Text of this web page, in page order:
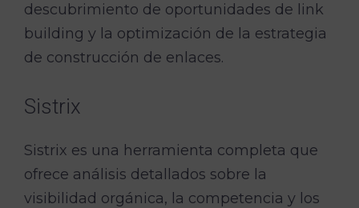
descubrimiento de oportunidades de link
building y la optimización de la estrategia
de construcción de enlaces.
Sistrix
Sistrix es una herramienta completa que
ofrece análisis detallados sobre la
visibilidad orgánica, la competencia y los